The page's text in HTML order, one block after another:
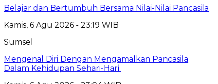
Belajar dan Bertumbuh Bersama Nilai-Nilai Pancasila
Kamis, 6 Agu 2026 - 23:19 WIB
Sumsel
Mengenal Diri Dengan Mengamalkan Pancasila
Dalam Kehidupan Sehari-Hari